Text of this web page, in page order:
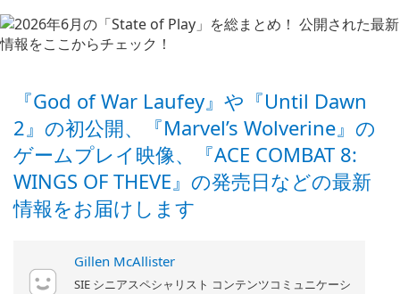
『God of War Laufey』や『Until Dawn
2』の初公開、『Marvel’s Wolverine』の
ゲームプレイ映像、『ACE COMBAT 8:
WINGS OF THEVE』の発売日などの最新
情報をお届けします
Gillen McAllister
SIE シニアスペシャリスト コンテンツコミュニケーシ